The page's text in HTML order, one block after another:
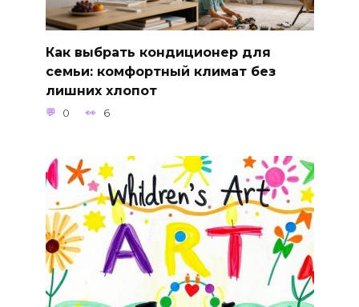
Как выбрать кондиционер для
семьи: комфортный климат без
лишних хлопот
0 6